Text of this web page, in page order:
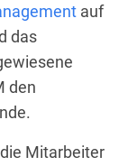
auf
das
den
Mitarbeiter